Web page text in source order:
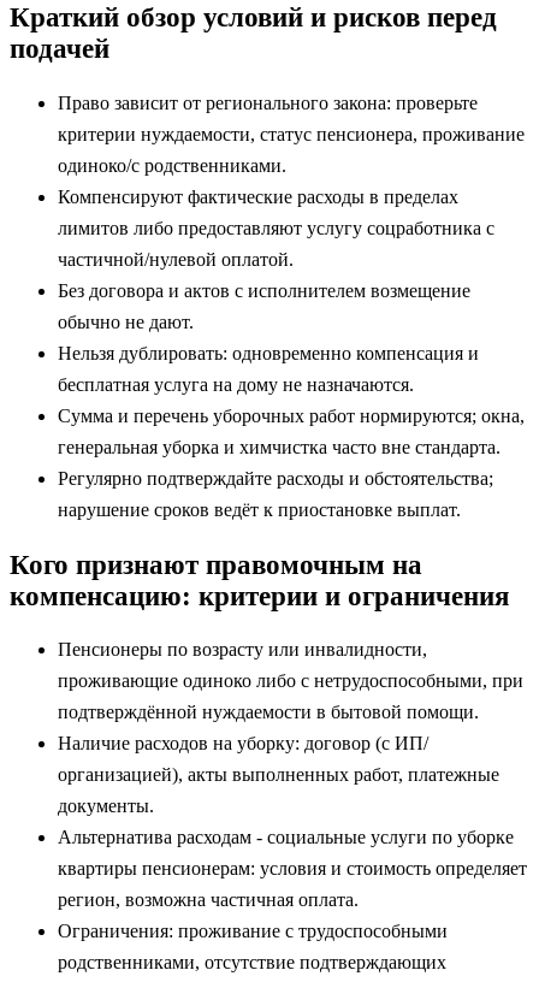
Краткий обзор условий и рисков перед
подачей
Право зависит от регионального закона: проверьте
критерии нуждаемости, статус пенсионера, проживание
одиноко/с родственниками.
Компенсируют фактические расходы в пределах
лимитов либо предоставляют услугу соцработника с
частичной/нулевой оплатой.
Без договора и актов с исполнителем возмещение
обычно не дают.
Нельзя дублировать: одновременно компенсация и
бесплатная услуга на дому не назначаются.
Сумма и перечень уборочных работ нормируются; окна,
генеральная уборка и химчистка часто вне стандарта.
Регулярно подтверждайте расходы и обстоятельства;
нарушение сроков ведёт к приостановке выплат.
Кого признают правомочным на
компенсацию: критерии и ограничения
Пенсионеры по возрасту или инвалидности,
проживающие одиноко либо с нетрудоспособными, при
подтверждённой нуждаемости в бытовой помощи.
Наличие расходов на уборку: договор (с ИП/
организацией), акты выполненных работ, платежные
документы.
Альтернатива расходам - социальные услуги по уборке
квартиры пенсионерам: условия и стоимость определяет
регион, возможна частичная оплата.
Ограничения: проживание с трудоспособными
родственниками, отсутствие подтверждающих